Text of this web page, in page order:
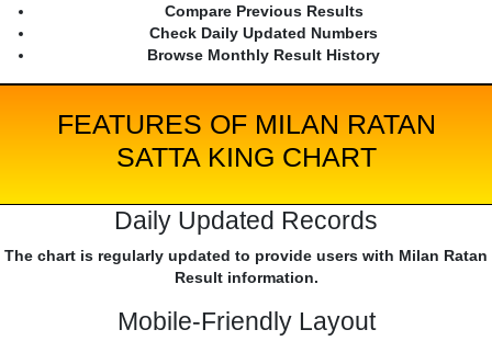
Compare Previous Results
Check Daily Updated Numbers
Browse Monthly Result History
FEATURES OF MILAN RATAN
SATTA KING CHART
Daily Updated Records
The chart is regularly updated to provide users with Milan Ratan
Result information.
Mobile-Friendly Layout